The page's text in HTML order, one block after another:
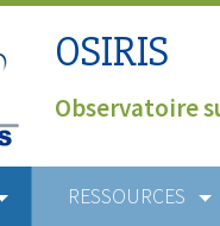
OSIRIS
Observatoire
RESSOURCES